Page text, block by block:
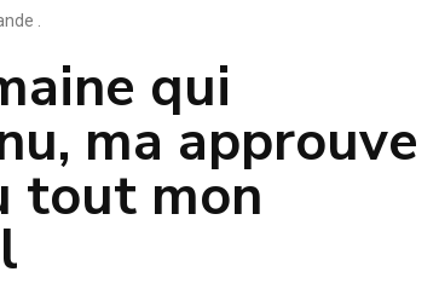
.
qui
ma approuve
tout mon